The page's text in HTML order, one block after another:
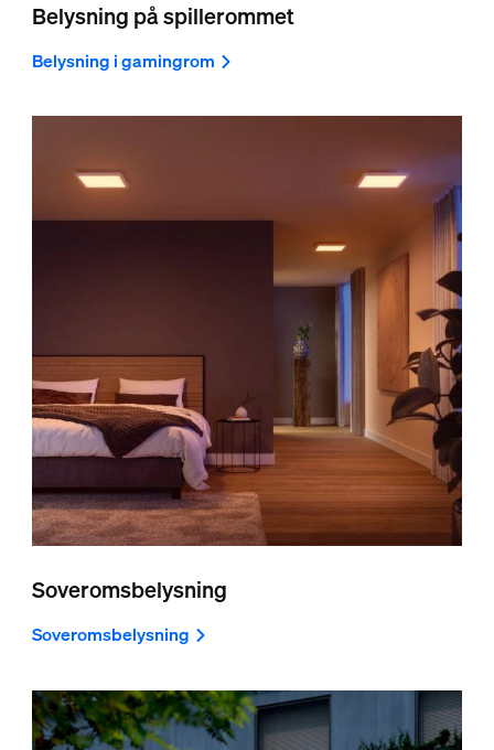
Belysning på spillerommet
Belysning i gamingrom
Soveromsbelysning
Soveromsbelysning